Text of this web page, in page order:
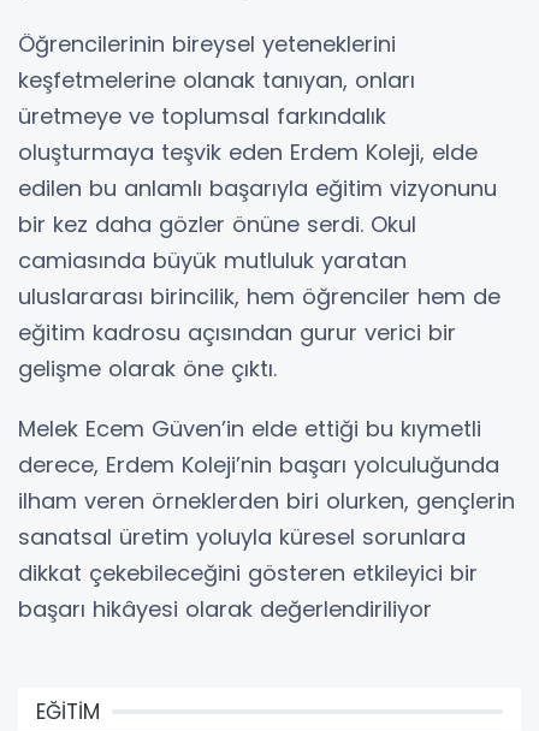
Öğrencilerinin bireysel yeteneklerini
keşfetmelerine olanak tanıyan, onları
üretmeye ve toplumsal farkındalık
oluşturmaya teşvik eden Erdem Koleji, elde
edilen bu anlamlı başarıyla eğitim vizyonunu
bir kez daha gözler önüne serdi. Okul
camiasında büyük mutluluk yaratan
uluslararası birincilik, hem öğrenciler hem de
eğitim kadrosu açısından gurur verici bir
gelişme olarak öne çıktı.
Melek Ecem Güven’in elde ettiği bu kıymetli
derece, Erdem Koleji’nin başarı yolculuğunda
ilham veren örneklerden biri olurken, gençlerin
sanatsal üretim yoluyla küresel sorunlara
dikkat çekebileceğini gösteren etkileyici bir
başarı hikâyesi olarak değerlendiriliyor
EĞİTİM